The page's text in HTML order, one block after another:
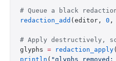
# Queue a black
redaction_add (editor, 0 ,
# Apply destructively,
glyphs = redaction_apply
println ( "glyphs